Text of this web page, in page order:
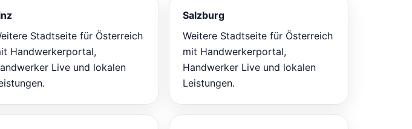
Stadtseite für Österreich
Handwerkerportal,
Live und lokalen
Salzburg
Weitere Stadtseite für Österreich
mit Handwerkerportal,
Handwerker Live und lokalen
Leistungen.